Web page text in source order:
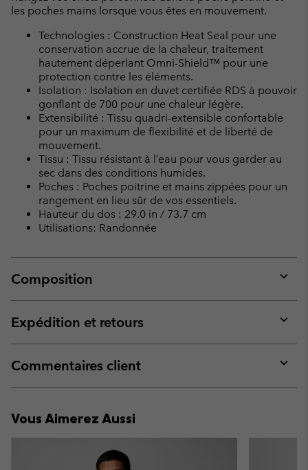
les poches mains lorsque vous êtes en mouvement.
Technologies : Construction Heat Seal pour une
conservation accrue de la chaleur, traitement
hautement déperlant Omni-Shield™ pour une
protection contre les éléments.
Isolation : Isolation en duvet certifiée RDS à pouvoir
gonflant de 700 pour une chaleur légère.
Extensibilité : Tissu quadri-extensible confortable
pour un maximum de flexibilité et de liberté de
mouvement.
Tissu : Tissu résistant à l’eau pour vous garder au
sec dans des conditions humides.
Poches : Poches poitrine et mains zippées pour un
rangement en lieu sûr de vos essentiels.
Hauteur du dos : 29.0 in / 73.7 cm
Utilisations: Randonnée
Composition
or
Expédition et retours
or
Commentaires client
or
Vous Aimerez Aussi